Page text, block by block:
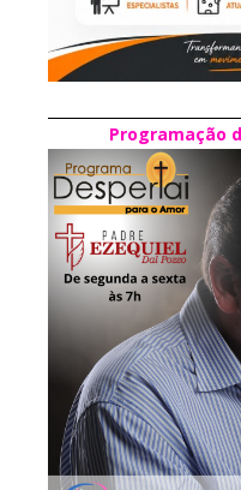
Programação